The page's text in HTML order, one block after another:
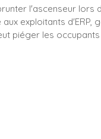
l'ascenseur lors
exploitants
piéger les occupants